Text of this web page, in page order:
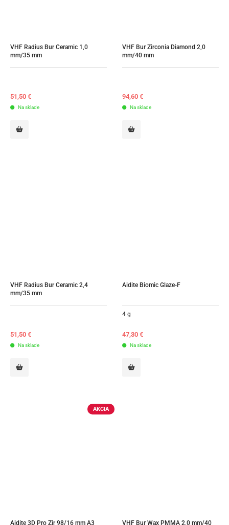
VHF Radius Bur Ceramic 1,0
mm/35 mm
51,50 €
Na sklade
VHF Bur Zirconia Diamond 2,0
mm/40 mm
94,60 €
Na sklade
VHF Radius Bur Ceramic 2,4
mm/35 mm
51,50 €
Na sklade
Aidite Biomic Glaze-F
4 g
47,30 €
Na sklade
AKCIA
Aidite 3D Pro Zir 98/16 mm A3 VHF Bur Wax PMMA 2,0 mm/40